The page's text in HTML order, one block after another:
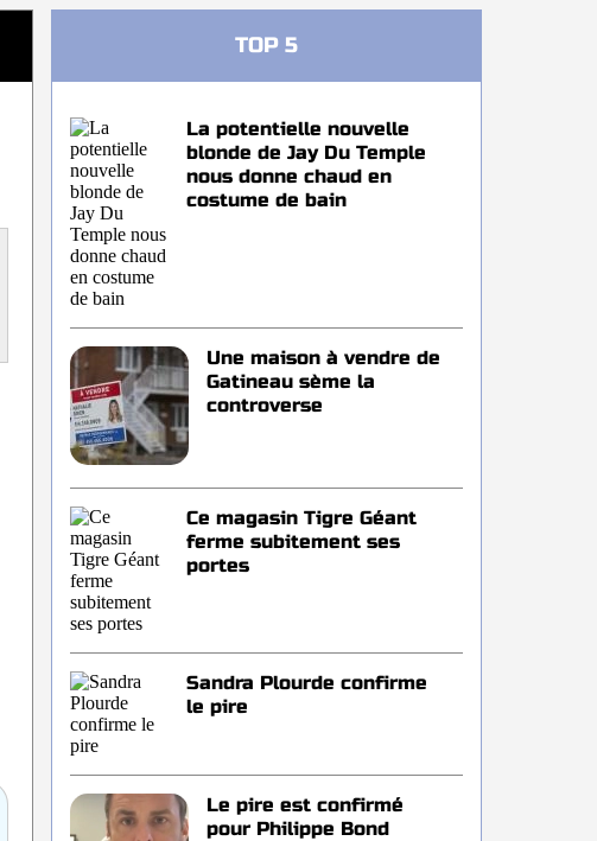
TOP 5
La potentielle nouvelle
blonde de Jay Du Temple
nous donne chaud en
costume de bain
Une maison à vendre de
Gatineau sème la
controverse
Ce magasin Tigre Géant
ferme subitement ses
portes
Sandra Plourde confirme
le pire
Le pire est confirmé
pour Philippe Bond